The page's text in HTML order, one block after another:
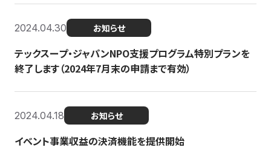
2024.04.30 お知らせ
テックスープ・ジャパンNPO支援プログラム特別プランを
終了します（2024年7月末の申請まで有効）
2024.04.18 お知らせ
イベント事業収益の決済機能を提供開始